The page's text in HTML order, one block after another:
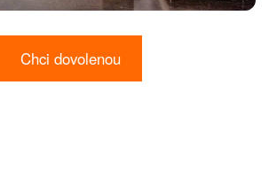
Chci dovolenou